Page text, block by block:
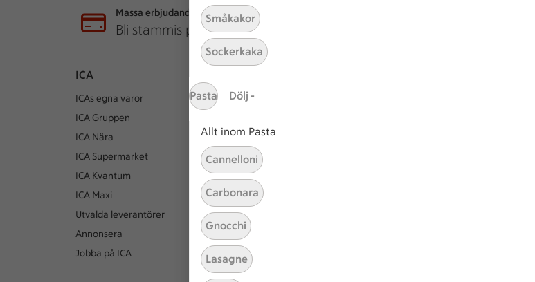
Småkakor
Sockerkaka
Pasta Dölj -
Allt inom Pasta
Cannelloni
Carbonara
Gnocchi
Lasagne
Massa erbjudanden
Bli stammis på ICA
ICA
ICAs egna varor
ICA Gruppen
ICA Nära
ICA Supermarket
ICA Kvantum
ICA Maxi
Utvalda leverantörer
Annonsera
Jobba på ICA